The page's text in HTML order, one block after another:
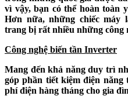
vì vậy, bạn có thể hoàn toàn
Hơn nữa, những chiếc máy
trang bị rất nhiều những công
Công nghệ biến tần Inverter
Mang đến khả năng duy trì
góp phần tiết kiệm điện năng
phí điện hàng tháng cho gia